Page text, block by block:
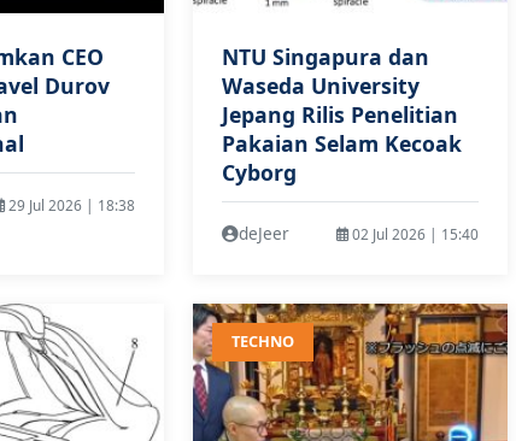
CEO
Durov
29 Jul 2026 | 18:38
NTU Singapura dan
Waseda University
Jepang Rilis Penelitian
Pakaian Selam Kecoak
Cyborg
deJeer 02 Jul 2026 | 15:40
TECHNO